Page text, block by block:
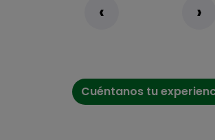
‹ ›
Cuéntanos tu